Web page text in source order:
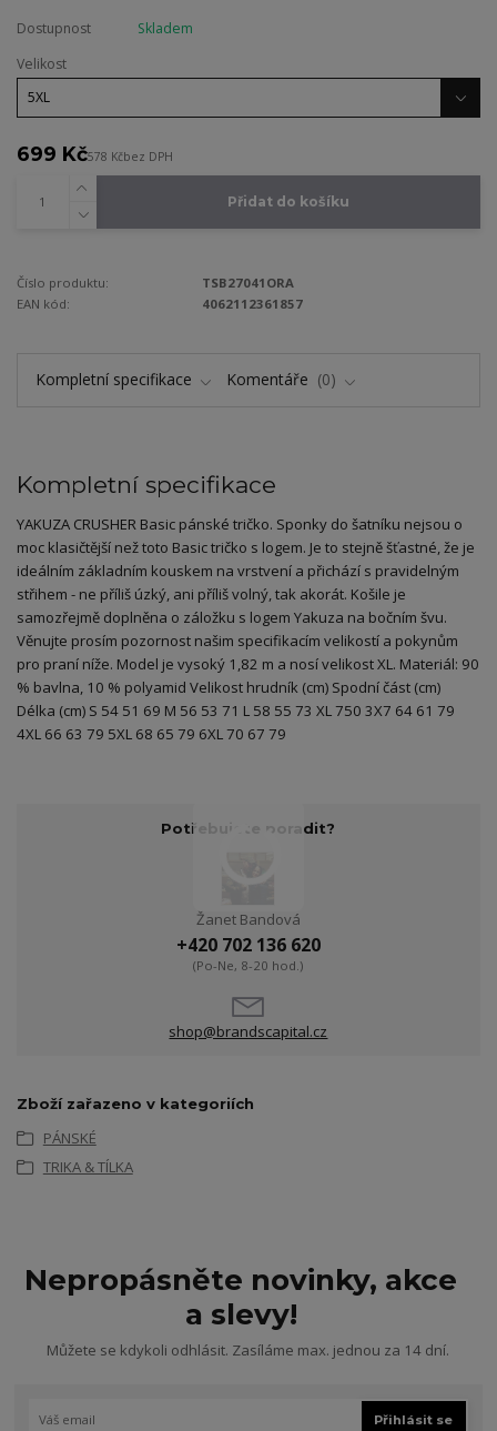
Dostupnost
Skladem
Velikost
699 Kč578 Kčbez DPH
Přidat do košíku
Číslo produktu:
TSB27041ORA
EAN kód:
4062112361857
Kompletní specifikace Komentáře 0
Kompletní specifikace
YAKUZA CRUSHER Basic pánské tričko. Sponky do šatníku nejsou o
moc klasičtější než toto Basic tričko s logem. Je to stejně šťastné, že je
ideálním základním kouskem na vrstvení a přichází s pravidelným
střihem - ne příliš úzký, ani příliš volný, tak akorát. Košile je
samozřejmě doplněna o záložku s logem Yakuza na bočním švu.
Věnujte prosím pozornost našim specifikacím velikostí a pokynům
pro praní níže. Model je vysoký 1,82 m a nosí velikost XL. Materiál: 90
% bavlna, 10 % polyamid Velikost hrudník (cm) Spodní část (cm)
Délka (cm) S 54 51 69 M 56 53 71 L 58 55 73 XL 750 3X7 64 61 79
4XL 66 63 79 5XL 68 65 79 6XL 70 67 79
Potřebujete poradit?
Žanet Bandová
+420 702 136 620
(Po-Ne, 8-20 hod.)
shop@brandscapital.cz
Zboží zařazeno v kategoriích
PÁNSKÉ
TRIKA & TÍLKA
Nepropásněte novinky, akce
a slevy!
Můžete se kdykoli odhlásit. Zasíláme max. jednou za 14 dní.
Přihlásit se